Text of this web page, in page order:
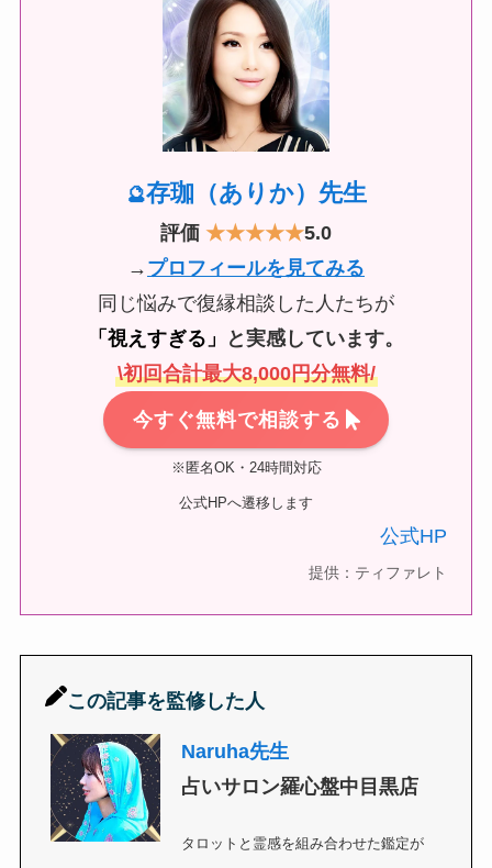
🔮存珈（ありか）先生
評価 ★★★★★5.0
→ プロフィールを見てみる
同じ悩みで復縁相談した人たちが
「視えすぎる」
と実感しています。
\初回合計最大8,000円分無料/
今すぐ無料で相談する
※匿名OK・24時間対応
公式HPへ遷移します
公式HP
提供：ティファレト
この記事を監修した人
Naruha先生
占いサロン羅心盤中目黒店
タロットと霊感を組み合わせた鑑定が